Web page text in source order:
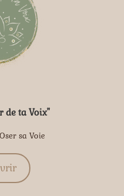
de ta Voix"
sa Voie